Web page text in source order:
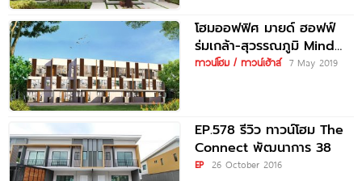
โฮมออฟฟิศ มายด์ ฮอฟฟ์
ร่มเกล้า-สุวรรณภูมิ Mind
Hof Romklao-
ทาวน์โฮม / ทาวน์เฮ้าส์ 7 May 2019
EP.578 รีวิว ทาวน์โฮม The
Connect พัฒนาการ 38
EP 26 October 2016